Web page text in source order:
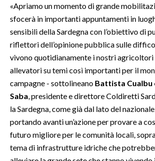
ABBONATI
ANNUNCI
NECROLOGI
STORE
«Apriamo un momento di grande
sfocerà in importanti appuntamenti in
sensibili della Sardegna con l’obiettivo di
riflettori dell’opinione pubblica sulle
vivono quotidianamente i nostri agricoltori
allevatori su temi così importanti per il
campagne - sottolineano Battista Cualbu
Saba , presidente e direttore Coldiretti
la Sardegna, come già dal lato del
portando avanti un’azione per provare a
futuro migliore per le comunità locali,
tema di infrastrutture idriche che